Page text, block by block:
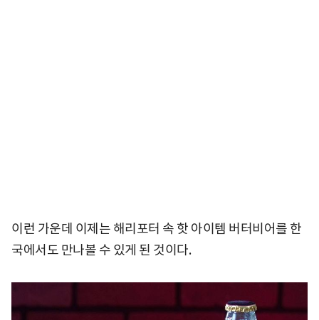
이런 가운데 이제는 해리포터 속 핫 아이템 버터비어를 한
국에서도 만나볼 수 있게 된 것이다.